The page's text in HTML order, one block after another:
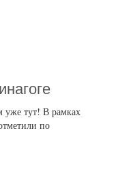
уже тут! В рамках
по